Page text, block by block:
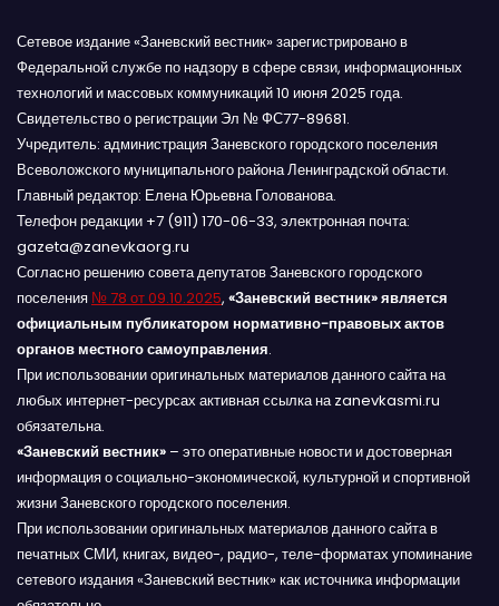
Сетевое издание «Заневский вестник» зарегистрировано в
Федеральной службе по надзору в сфере связи, информационных
технологий и массовых коммуникаций 10 июня 2025 года.
Свидетельство о регистрации Эл № ФС77-89681.
Учредитель: администрация Заневского городского поселения
Всеволожского муниципального района Ленинградской области.
Главный редактор: Елена Юрьевна Голованова.
Телефон редакции +7 (911) 170-06-33, электронная почта:
gazeta@zanevkaorg.ru
Согласно решению совета депутатов Заневского городского
поселения № 78 от 09.10.2025, «Заневский вестник» является
официальным публикатором нормативно-правовых актов
органов местного самоуправления.
При использовании оригинальных материалов данного сайта на
любых интернет-ресурсах активная ссылка на zanevkasmi.ru
обязательна.
«Заневский вестник» – это оперативные новости и достоверная
информация о социально-экономической, культурной и спортивной
жизни Заневского городского поселения.
При использовании оригинальных материалов данного сайта в
печатных СМИ, книгах, видео-, радио-, теле-форматах упоминание
сетевого издания «Заневский вестник» как источника информации